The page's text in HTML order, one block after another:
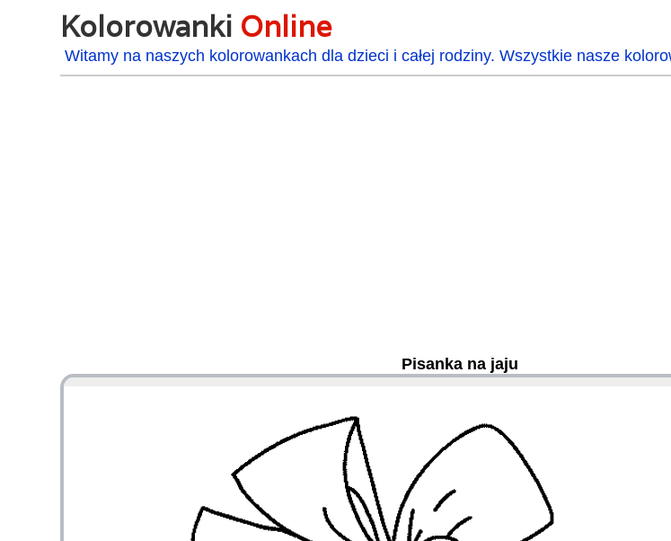
Kolorowanki Online
Witamy na naszych kolorowankach dla dzieci i całej rodziny. Wszystkie nasze
Pisanka na jaju